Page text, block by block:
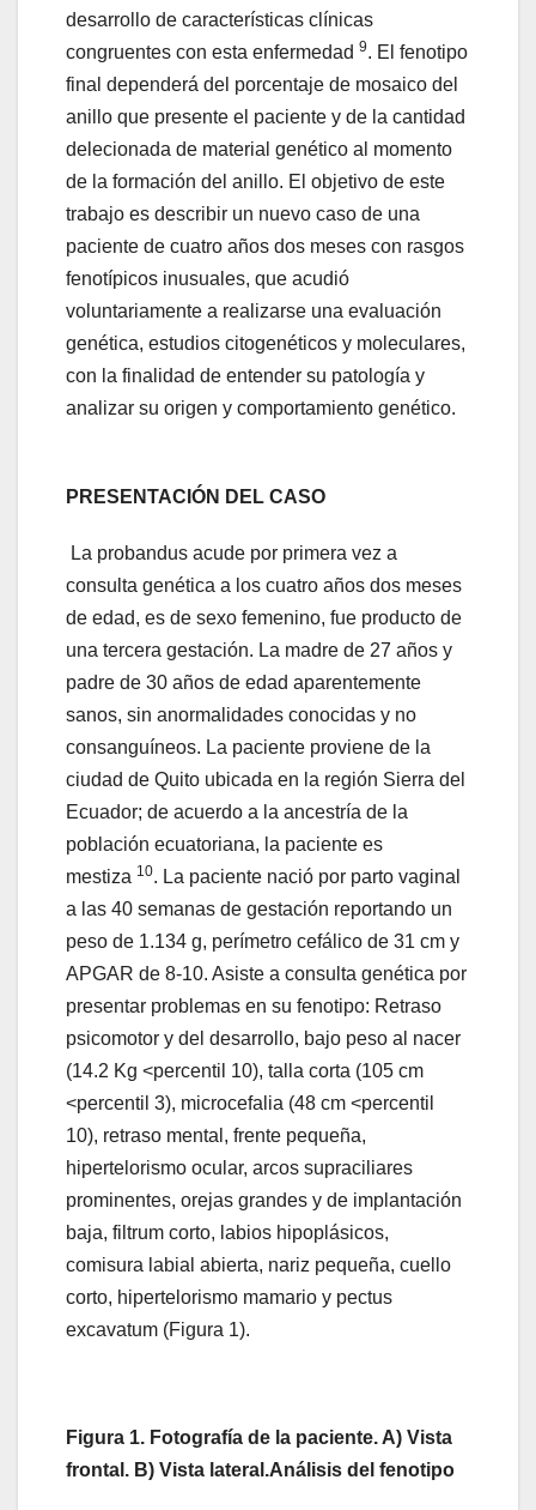
desarrollo de características clínicas
congruentes con esta enfermedad 9. El fenotipo
final dependerá del porcentaje de mosaico del
anillo que presente el paciente y de la cantidad
delecionada de material genético al momento
de la formación del anillo. El objetivo de este
trabajo es describir un nuevo caso de una
paciente de cuatro años dos meses con rasgos
fenotípicos inusuales, que acudió
voluntariamente a realizarse una evaluación
genética, estudios citogenéticos y moleculares,
con la finalidad de entender su patología y
analizar su origen y comportamiento genético.
PRESENTACIÓN DEL CASO
La probandus acude por primera vez a
consulta genética a los cuatro años dos meses
de edad, es de sexo femenino, fue producto de
una tercera gestación. La madre de 27 años y
padre de 30 años de edad aparentemente
sanos, sin anormalidades conocidas y no
consanguíneos. La paciente proviene de la
ciudad de Quito ubicada en la región Sierra del
Ecuador; de acuerdo a la ancestría de la
población ecuatoriana, la paciente es
mestiza 10. La paciente nació por parto vaginal
a las 40 semanas de gestación reportando un
peso de 1.134 g, perímetro cefálico de 31 cm y
APGAR de 8-10. Asiste a consulta genética por
presentar problemas en su fenotipo: Retraso
psicomotor y del desarrollo, bajo peso al nacer
(14.2 Kg <percentil 10), talla corta (105 cm
<percentil 3), microcefalia (48 cm <percentil
10), retraso mental, frente pequeña,
hipertelorismo ocular, arcos supraciliares
prominentes, orejas grandes y de implantación
baja, filtrum corto, labios hipoplásicos,
comisura labial abierta, nariz pequeña, cuello
corto, hipertelorismo mamario y pectus
excavatum (Figura 1).
Figura 1. Fotografía de la paciente. A) Vista
frontal. B) Vista lateral.Análisis del fenotipo